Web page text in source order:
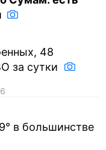
48
за сутки
в большинстве